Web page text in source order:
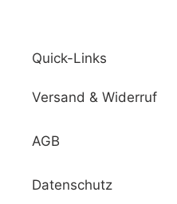
Quick-Links
Versand & Widerruf
AGB
Datenschutz